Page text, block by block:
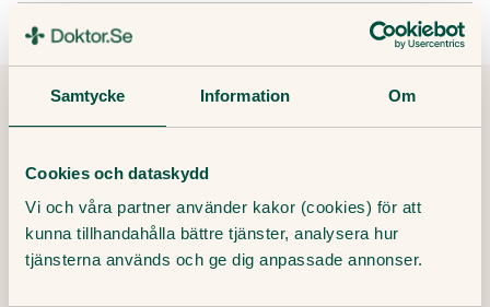
Samtycke Information Om
Cookies och dataskydd
Vi och våra partner använder kakor (cookies) för att
kunna tillhandahålla bättre tjänster, analysera hur
tjänsterna används och ge dig anpassade annonser.
Redaktör:
Ewa Lundborg Medicinsk redaktör